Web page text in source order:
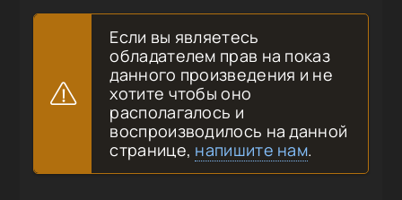
Если вы являетесь
обладателем прав на показ
данного произведения и не
хотите чтобы оно
располагалось и
воспроизводилось на данной
странице, напишите нам.